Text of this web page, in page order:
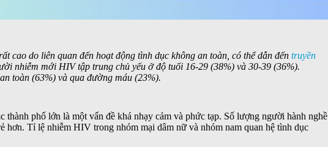
cao do liên quan đến hoạt động tình dục không an toàn, có thể dẫn đến truyền
nhiễm mới HIV tập trung chủ yếu ở độ tuổi 16-29 (38%) và 30-39 (36%).
toàn (63%) và qua đường máu (23%).
thành phố lớn là một vấn đề khá nhạy cảm và phức tạp. Số lượng người hành nghề
hơn. Tỉ lệ nhiễm HIV trong nhóm mại dâm nữ và nhóm nam quan hệ tình dục